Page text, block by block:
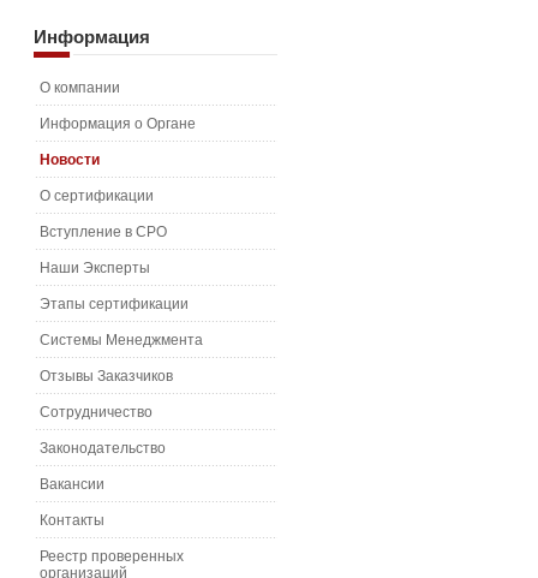
Информация
О компании
Информация о Органе
Новости
О сертификации
Вступление в СРО
Наши Эксперты
Этапы сертификации
Системы Менеджмента
Отзывы Заказчиков
Сотрудничество
Законодательство
Вакансии
Контакты
Реестр проверенных
организаций